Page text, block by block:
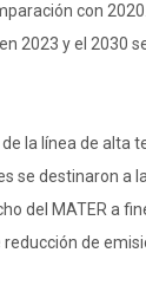
con
2023 y el 2030
la línea de alta
se destinaron a
del MATER a
de